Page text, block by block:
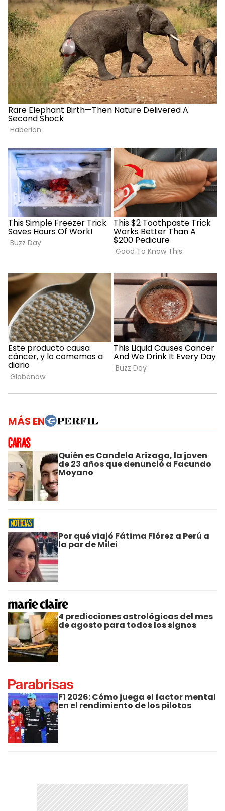
MÁS EN
Quién es Candela Arizaga, la joven
de 23 años que denunció a Facundo
Moyano
Por qué viajó Fátima Flórez a Perú a
la par de Milei
4 predicciones astrológicas del mes
de agosto para todos los signos
F1 2026: Cómo juega el factor mental
en el rendimiento de los pilotos